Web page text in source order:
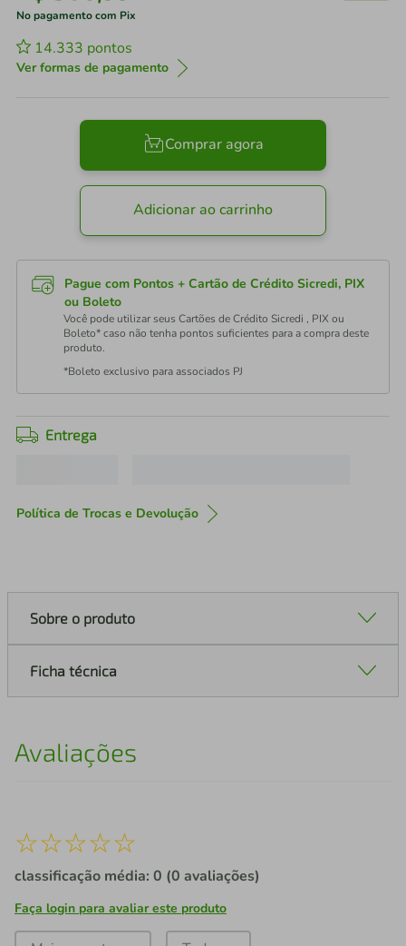
No pagamento com Pix
14.333 pontos
Ver formas de pagamento
Comprar agora
Adicionar ao carrinho
Pague com Pontos + Cartão de Crédito Sicredi, PIX
ou Boleto
Você pode utilizar seus Cartões de Crédito Sicredi , PIX ou
Boleto* caso não tenha pontos suficientes para a compra deste
produto.
*Boleto exclusivo para associados PJ
Entrega
Política de Trocas e Devolução
Sobre o produto
Ficha técnica
Avaliações
☆☆☆☆☆
classificação média: 0 (0 avaliações)
Faça login para avaliar este produto